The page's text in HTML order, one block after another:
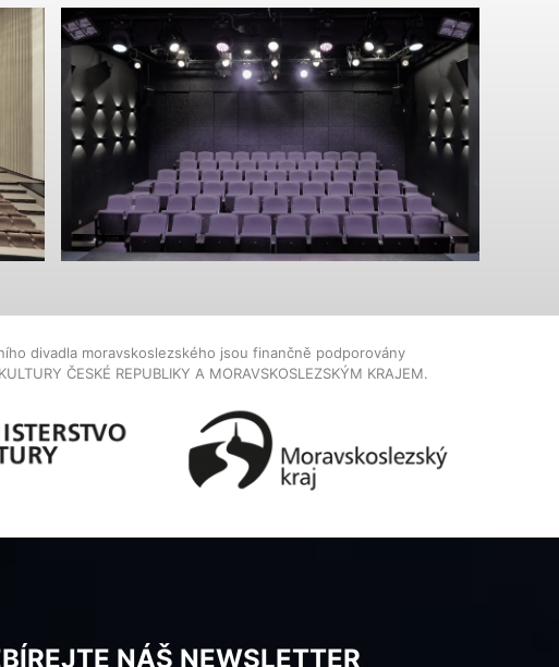
divadla moravskoslezského jsou finančně podporovány
ČESKÉ REPUBLIKY A MORAVSKOSLEZSKÝM KRAJEM.
NÁŠ NEWSLETTER